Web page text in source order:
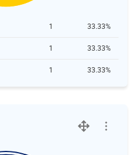
1 33.33%
1 33.33%
1 33.33%